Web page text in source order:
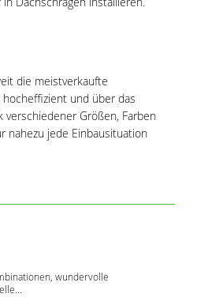
die meistverkaufte
und über das
verschiedener Größen, Farben
nahezu jede Einbausituation
wundervolle